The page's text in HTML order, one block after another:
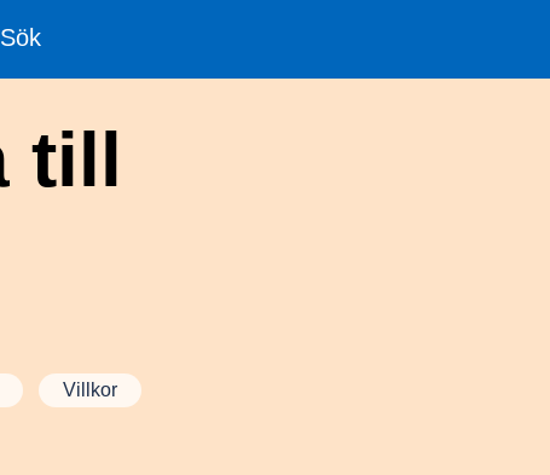
Sök
till
Villkor